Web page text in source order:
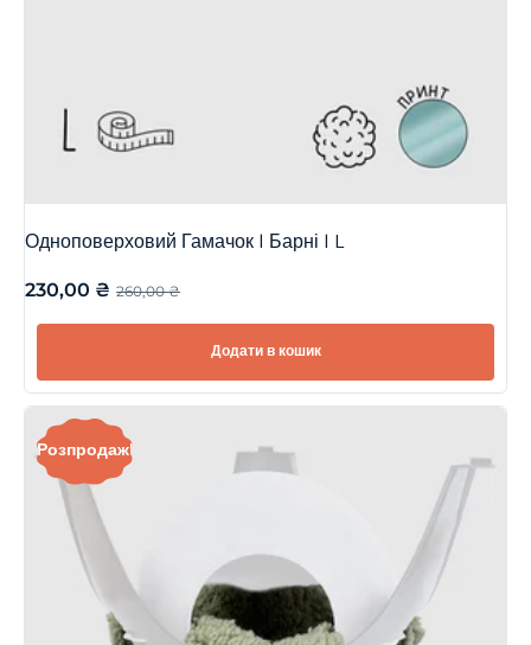
Одноповерховий Гамачок | Барні | L
260,00₴
230,00 ₴
Додати в кошик
Розпродаж!